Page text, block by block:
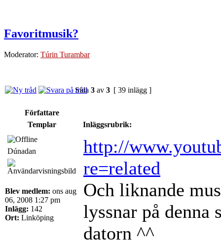
Favoritmusik?
Moderator: Túrin Turambar
Sida 3 av 3 [ 39 inlägg ]
Författare
Templar
Inläggsrubrik:
Dúnadan
Blev medlem: ons aug
06, 2008 1:27 pm
Inlägg: 142
Ort: Linköping
http://
re=related
Och liknande
lyssnar på denna
datorn ^^